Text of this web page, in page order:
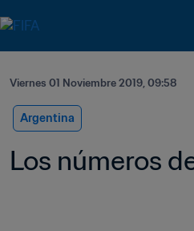
Viernes 01 Noviembre 2019, 09:58
Argentina
Los números